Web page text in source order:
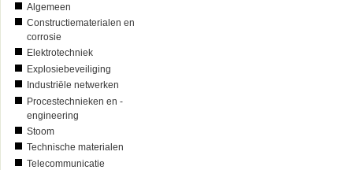
Algemeen
Constructiematerialen en
corrosie
Elektrotechniek
Explosiebeveiliging
Industriële netwerken
Procestechnieken en -
engineering
Stoom
Technische materialen
Telecommunicatie